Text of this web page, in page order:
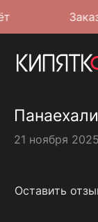
Заказать
21 ноября 2025
Оставить